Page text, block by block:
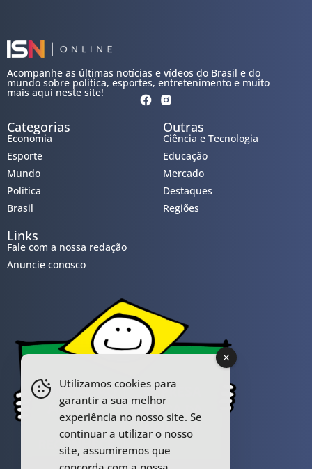
Acompanhe as últimas notícias e vídeos do Brasil e do
mundo sobre política, esportes, entretenimento e muito
mais aqui neste site!
Categorias
Economia
Esporte
Mundo
Política
Brasil
Outras
Ciência e Tecnologia
Educação
Mercado
Destaques
Regiões
Links
Fale com a nossa redação
Anuncie conosco
Utilizamos cookies para
garantir a sua melhor
experiência no nosso site. Se
continuar a utilizar o nosso
site, assumiremos que